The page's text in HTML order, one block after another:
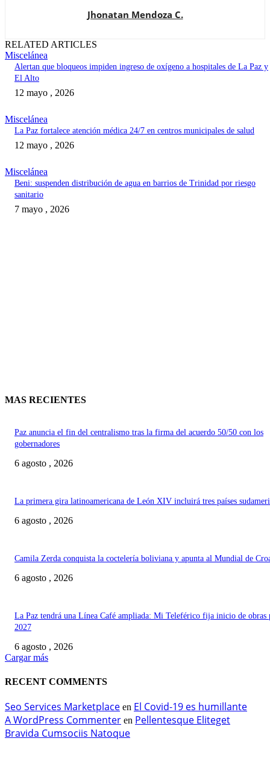
Jhonatan Mendoza C.
RELATED ARTICLES
Miscelánea
Alertan que bloqueos impiden ingreso de oxígeno a hospitales de La Paz y
El Alto
12 mayo , 2026
Miscelánea
La Paz fortalece atención médica 24/7 en centros municipales de salud
12 mayo , 2026
Miscelánea
Beni: suspenden distribución de agua en barrios de Trinidad por riesgo
sanitario
7 mayo , 2026
MAS RECIENTES
Paz anuncia el fin del centralismo tras la firma del acuerdo 50/50 con los
gobernadores
6 agosto , 2026
La primera gira latinoamericana de León XIV incluirá tres países
6 agosto , 2026
Camila Zerda conquista la coctelería boliviana y apunta al Mundial de
6 agosto , 2026
La Paz tendrá una Línea Café ampliada: Mi Teleférico fija inicio de obras
2027
6 agosto , 2026
Cargar más
RECENT COMMENTS
Seo Services Marketplace en El Covid-19 es humillante
A WordPress Commenter en Pellentesque Eliteget
Bravida Cumsociis Natoque